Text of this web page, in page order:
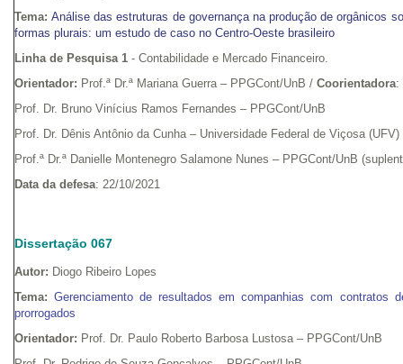
Tema: Análise das estruturas de governança na produção de orgânicos
formas plurais: um estudo de caso no Centro-Oeste brasileiro
Linha de Pesquisa 1 - Contabilidade e Mercado Financeiro.
Orientador: Prof.ª Dr.ª Mariana Guerra – PPGCont/UnB / Coorientadora:
Prof. Dr. Bruno Vinícius Ramos Fernandes – PPGCont/UnB
Prof. Dr. Dênis Antônio da Cunha – Universidade Federal de Viçosa (UFV)
Prof.ª Dr.ª Danielle Montenegro Salamone Nunes – PPGCont/UnB
Data da defesa: 22/10/2021
Dissertação 067
Autor: Diogo Ribeiro Lopes
Tema: Gerenciamento de resultados em companhias com contratos
prorrogados
Orientador: Prof. Dr. Paulo Roberto Barbosa Lustosa – PPGCont/UnB